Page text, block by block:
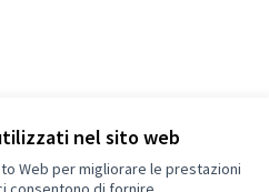
nel sito web
Web per migliorare le prestazioni